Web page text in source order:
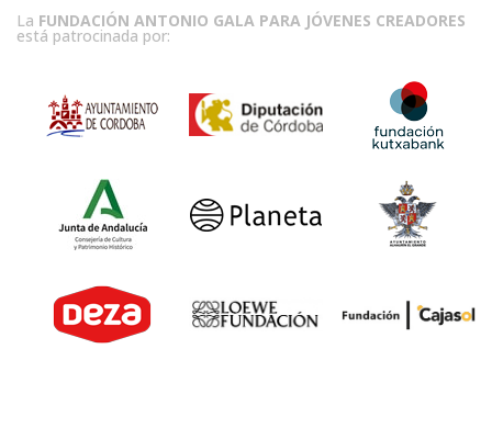
La FUNDACIÓN ANTONIO GALA PARA JÓVENES CREADORES
está patrocinada por: